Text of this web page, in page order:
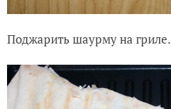
Поджарить шаурму на гриле.